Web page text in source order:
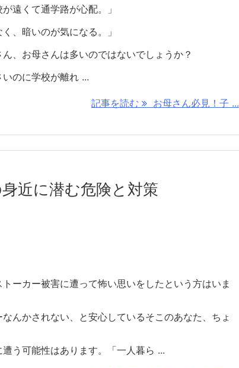
遠くて通学路が心配。」
、暗いのが気になる。」
、お母さんは多いのではないでしょうか？
のに学校が離れ ...
記事を読む お母さん必見！子 ...
近に潜む危険と対策
ーカー被害に遭って怖い思いをしたという方はいま
んかされない、と安心しているそこのあなた、ちょ
う可能性はあります。「一人暮ら ...